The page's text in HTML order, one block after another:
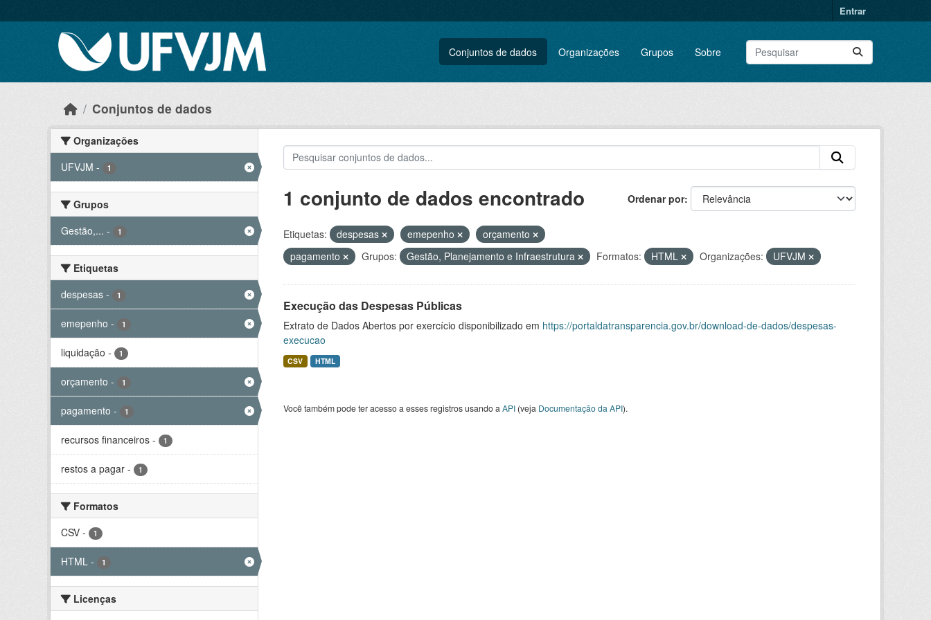
Entrar
Conjuntos de dados Organizações Grupos Sobre
Conjuntos de dados
Organizações
UFVJM - 1
Grupos
Gestão,... - 1
Etiquetas
despesas - 1
emepenho - 1
liquidação - 1
orçamento - 1
pagamento - 1
recursos financeiros - 1
restos a pagar - 1
Formatos
CSV - 1
HTML - 1
Licenças
Ordenar por
1 conjunto de dados encontrado
Etiquetas: despesas emepenho
orçamento
pagamento
Grupos: Gestão, Planejamento e Infraestrutura Formatos: HTML Organizações: UFVJM
Execução das Despesas Públicas
Extrato de Dados Abertos por exercício disponibilizado em https://portaldatransparencia.gov.br/download-de-dados/despesas-
execucao
CSV HTML
Você também pode ter acesso a esses registros usando a API(veja Documentação da API).